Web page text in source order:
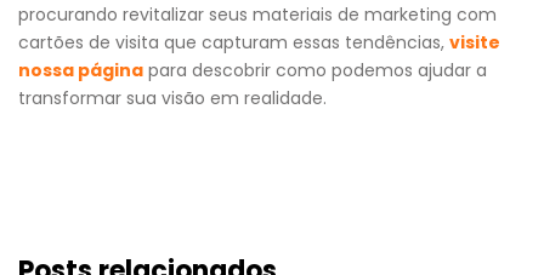
procurando revitalizar seus materiais de marketing com
cartões de visita que capturam essas tendências, visite
nossa página para descobrir como podemos ajudar a
transformar sua visão em realidade.